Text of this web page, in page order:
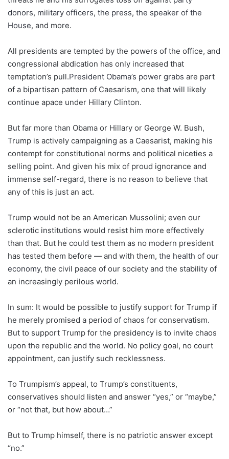
donors, military officers, the press, the speaker of the
House, and more.
All presidents are tempted by the powers of the office, and
congressional abdication has only increased that
temptation’s pull.President Obama’s power grabs are part
of a bipartisan pattern of Caesarism, one that will likely
continue apace under Hillary Clinton.
But far more than Obama or Hillary or George W. Bush,
Trump is actively campaigning as a Caesarist, making his
contempt for constitutional norms and political niceties a
selling point. And given his mix of proud ignorance and
immense self-regard, there is no reason to believe that
any of this is just an act.
Trump would not be an American Mussolini; even our
sclerotic institutions would resist him more effectively
than that. But he could test them as no modern president
has tested them before — and with them, the health of our
economy, the civil peace of our society and the stability of
an increasingly perilous world.
In sum: It would be possible to justify support for Trump if
he merely promised a period of chaos for conservatism.
But to support Trump for the presidency is to invite chaos
upon the republic and the world. No policy goal, no court
appointment, can justify such recklessness.
To Trumpism’s appeal, to Trump’s constituents,
conservatives should listen and answer “yes,” or “maybe,”
or “not that, but how about…”
But to Trump himself, there is no patriotic answer except
“no.”